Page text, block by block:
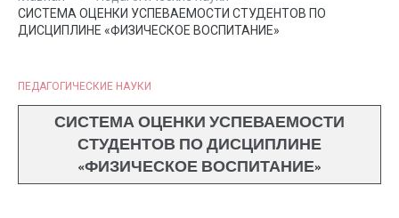
СИСТЕМА ОЦЕНКИ УСПЕВАЕМОСТИ СТУДЕНТОВ ПО
ДИСЦИПЛИНЕ «ФИЗИЧЕСКОЕ ВОСПИТАНИЕ»
ПЕДАГОГИЧЕСКИЕ НАУКИ
СИСТЕМА ОЦЕНКИ УСПЕВАЕМОСТИ
СТУДЕНТОВ ПО ДИСЦИПЛИНЕ
«ФИЗИЧЕСКОЕ ВОСПИТАНИЕ»